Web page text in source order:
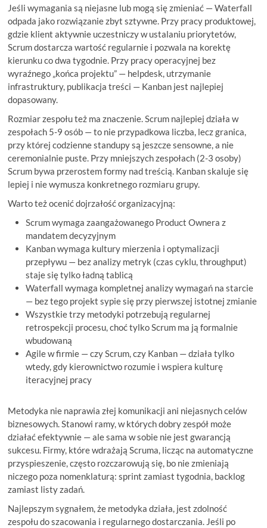
Jeśli wymagania są niejasne lub mogą się zmieniać — Waterfall
odpada jako rozwiązanie zbyt sztywne. Przy pracy produktowej,
gdzie klient aktywnie uczestniczy w ustalaniu priorytetów,
Scrum dostarcza wartość regularnie i pozwala na korektę
kierunku co dwa tygodnie. Przy pracy operacyjnej bez
wyraźnego „końca projektu” — helpdesk, utrzymanie
infrastruktury, publikacja treści — Kanban jest najlepiej
dopasowany.
Rozmiar zespołu też ma znaczenie. Scrum najlepiej działa w
zespołach 5-9 osób — to nie przypadkowa liczba, lecz granica,
przy której codzienne standupy są jeszcze sensowne, a nie
ceremonialnie puste. Przy mniejszych zespołach (2-3 osoby)
Scrum bywa przerostem formy nad treścią. Kanban skaluje się
lepiej i nie wymusza konkretnego rozmiaru grupy.
Warto też ocenić dojrzałość organizacyjną:
Scrum wymaga zaangażowanego Product Ownera z
mandatem decyzyjnym
Kanban wymaga kultury mierzenia i optymalizacji
przepływu — bez analizy metryk (czas cyklu, throughput)
staje się tylko ładną tablicą
Waterfall wymaga kompletnej analizy wymagań na starcie
— bez tego projekt sypie się przy pierwszej istotnej zmianie
Wszystkie trzy metodyki potrzebują regularnej
retrospekcji procesu, choć tylko Scrum ma ją formalnie
wbudowaną
Agile w firmie — czy Scrum, czy Kanban — działa tylko
wtedy, gdy kierownictwo rozumie i wspiera kulturę
iteracyjnej pracy
Metodyka nie naprawia złej komunikacji ani niejasnych celów
biznesowych. Stanowi ramy, w których dobry zespół może
działać efektywnie — ale sama w sobie nie jest gwarancją
sukcesu. Firmy, które wdrażają Scruma, licząc na automatyczne
przyspieszenie, często rozczarowują się, bo nie zmieniają
niczego poza nomenklaturą: sprint zamiast tygodnia, backlog
zamiast listy zadań.
Najlepszym sygnałem, że metodyka działa, jest zdolność
zespołu do szacowania i regularnego dostarczania. Jeśli po